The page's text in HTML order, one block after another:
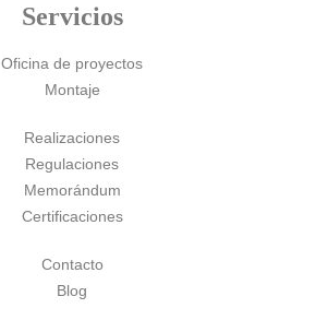
Servicios
Oficina de proyectos
Montaje
Realizaciones
Regulaciones
Memorándum
Certificaciones
Contacto
Blog